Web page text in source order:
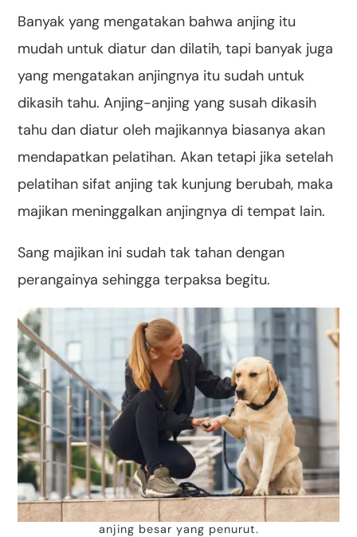
Banyak yang mengatakan bahwa anjing itu
mudah untuk diatur dan dilatih, tapi banyak juga
yang mengatakan anjingnya itu sudah untuk
dikasih tahu. Anjing-anjing yang susah dikasih
tahu dan diatur oleh majikannya biasanya akan
mendapatkan pelatihan. Akan tetapi jika setelah
pelatihan sifat anjing tak kunjung berubah, maka
majikan meninggalkan anjingnya di tempat lain.
Sang majikan ini sudah tak tahan dengan
perangainya sehingga terpaksa begitu.
anjing besar yang penurut.